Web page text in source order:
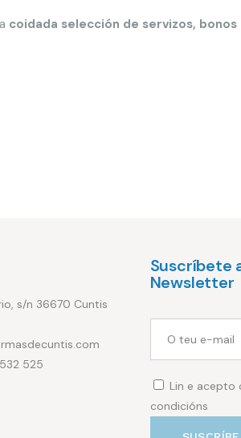
coidada selección de servizos,
s/n 36670 Cuntis
525
Suscríbete
Newsletter
Lin e acepto
condicións